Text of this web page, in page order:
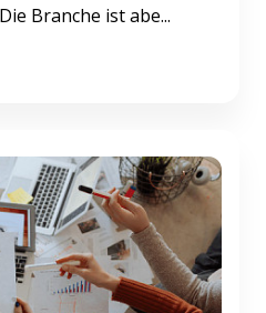
Branche ist abe...